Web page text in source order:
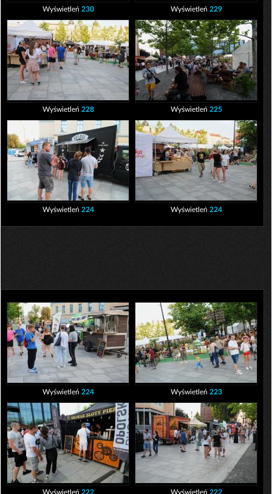
Wyświetleń 230 Wyświetleń 229
Wyświetleń 228 Wyświetleń 225
Wyświetleń 224 Wyświetleń 224
Wyświetleń 224 Wyświetleń 223
Wyświetleń 222 Wyświetleń 222